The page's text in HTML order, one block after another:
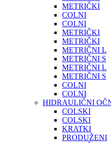
METRIČKI
COLNI
COLNI
METRIČKI
METRIČKI
METRIČNI L
METRIČNI S
METRIČNI L
METRIČNI S
COLNI
COLNI
HIDRAULIČNI
COLSKI
COLSKI
KRATKI
PRODUŽENI